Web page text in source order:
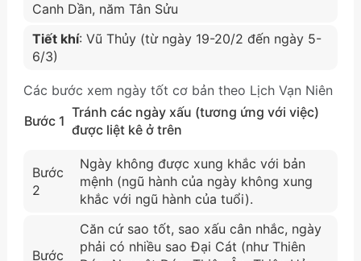
Canh Dần, năm Tân Sửu
Tiết khí: Vũ Thủy (từ ngày 19-20/2 đến ngày 5-
6/3)
Các bước xem ngày tốt cơ bản theo Lịch Vạn Niên
Bước 1
Tránh các ngày xấu (tương ứng với việc)
được liệt kê ở trên
Bước
2
Ngày không được xung khắc với bản
mệnh (ngũ hành của ngày không xung
khắc với ngũ hành của tuổi).
Bước
Căn cứ sao tốt, sao xấu cân nhắc, ngày
phải có nhiều sao Đại Cát (như Thiên